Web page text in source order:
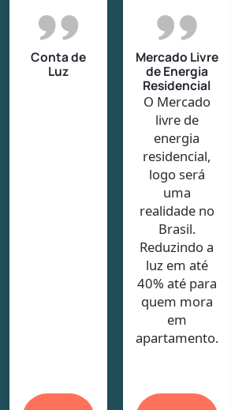
Conta de
Luz
Mercado Livre
de Energia
Residencial
O Mercado
livre de
energia
residencial,
logo será
uma
realidade no
Brasil.
Reduzindo a
luz em até
40% até para
quem mora
em
apartamento.